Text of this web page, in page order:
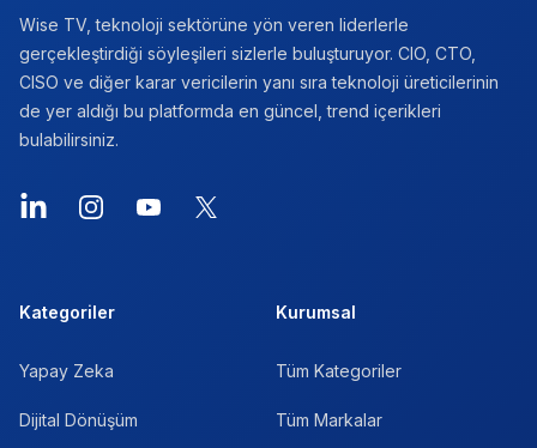
Wise TV, teknoloji sektörüne yön veren liderlerle
gerçekleştirdiği söyleşileri sizlerle buluşturuyor. CIO, CTO,
CISO ve diğer karar vericilerin yanı sıra teknoloji üreticilerinin
de yer aldığı bu platformda en güncel, trend içerikleri
bulabilirsiniz.
Kategoriler
Yapay Zeka
Dijital Dönüşüm
Kurumsal
Tüm Kategoriler
Tüm Markalar